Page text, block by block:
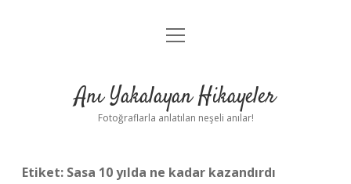
Anasayfa
Yasal Uyarı
menüyü
Anı Yakalayan Hikayeler
Fotoğraflarla anlatılan neşeli anılar!
Etiket: Sasa 10 yılda ne kadar kazandırdı